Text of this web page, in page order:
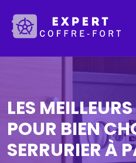
LES
POUR BIEN
SERRURIER À